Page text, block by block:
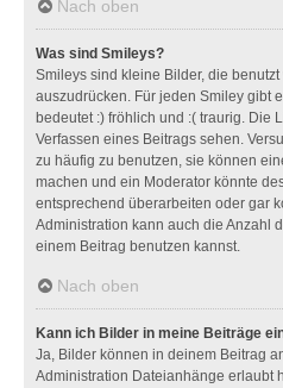
Nach oben
Was sind Smileys?
Smileys sind kleine Bilder, die
auszudrücken. Für jeden Smiley gibt
bedeutet :) fröhlich und :( traurig. Die
Verfassen eines Beitrags sehen.
zu häufig zu benutzen, sie können
machen und ein Moderator könnte
entsprechend überarbeiten oder gar
Administration kann auch die Anzahl
einem Beitrag benutzen kannst.
Nach oben
Kann ich Bilder in meine Beiträge
Ja, Bilder können in deinem Beitrag
Administration Dateianhänge erlaubt